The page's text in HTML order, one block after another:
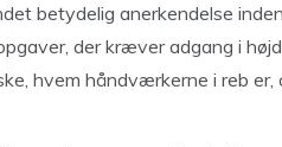
betydelig anerkendelse
der kræver adgang i
hvem håndværkerne i reb er,